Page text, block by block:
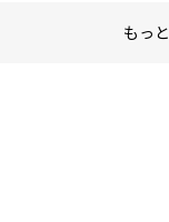
もっ